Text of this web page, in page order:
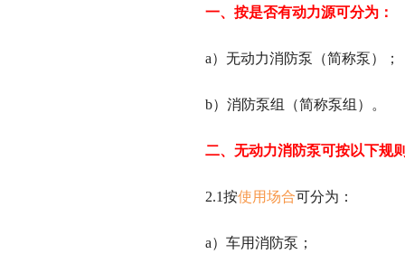
一、按是否有动力源可分为：
a）无动力消防泵（简称泵）；
b）消防泵组（简称泵组）。
二、无动力消防泵可按以下规
2.1按使用场合可分为：
a）车用消防泵；